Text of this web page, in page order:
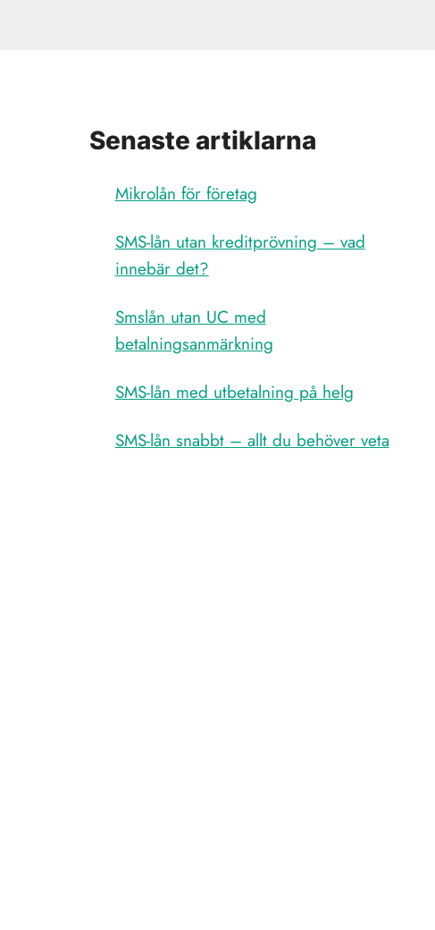
Senaste artiklarna
Mikrolån för företag
SMS-lån utan kreditprövning – vad
innebär det?
Smslån utan UC med
betalningsanmärkning
SMS-lån med utbetalning på helg
SMS-lån snabbt – allt du behöver veta